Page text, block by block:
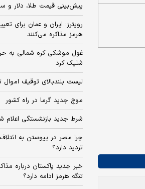
پیش‌بینی قیمت طلا، دلار و سکه امروز
هرمز مذاکره می‌کنند
غول موشکی کره شمالی به
شلیک کرد
لیست بلندبالای توقیف اموال
موج جدید گرما در راه کشور
شرط جدید بازنشستگی اعلام
چرا مصر در پیوستن به ائتلاف
تردید دارد؟
خبر جدید پاکستان درباره
تنگه هرمز ادامه دارد؟